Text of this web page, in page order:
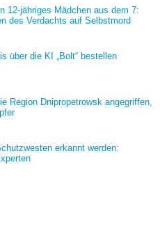
12-jähriges Mädchen aus dem 7:
des Verdachts auf Selbstmord
über die KI „Bolt“ bestellen
Region Dnipropetrowsk angegriffen,
erkannt werden: